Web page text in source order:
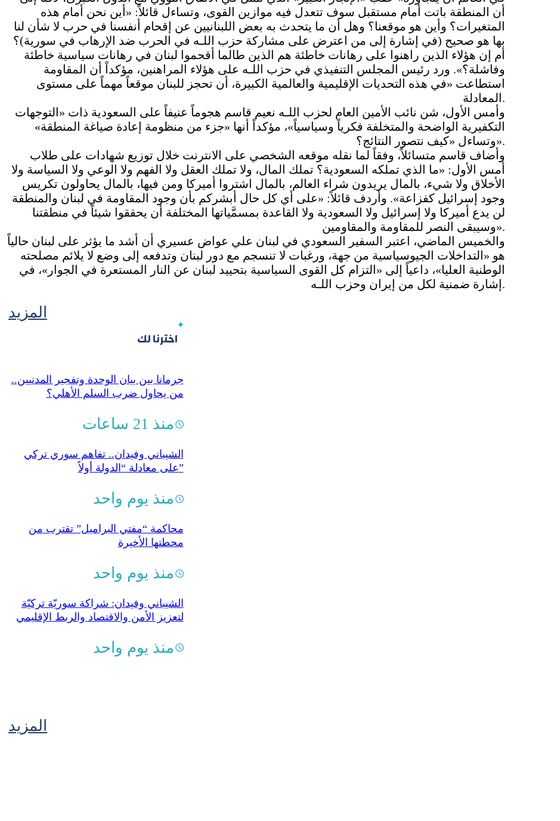
أن المنطقة باتت أمام مستقبل سوف تتعدل فيه موازين القوى، وتساءل قائلاً: «أين نحن أمام هذه
المتغيرات؟ وأين هو موقعنا؟ وهل أن ما يتحدث به بعض اللبنانيين عن إقحام أنفسنا في حرب لا شأن لنا
بها هو صحيح (في إشارة إلى من اعترض على مشاركة حزب اللـه في الحرب ضد الإرهاب في سورية)؟
أم إن هؤلاء الذين راهنوا على رهانات خاطئة هم الذين طالما أقحموا لبنان في رهانات سياسية خاطئة
وفاشلة؟». ورد رئيس المجلس التنفيذي في حزب اللـه على هؤلاء المراهنين، مؤكداً أن المقاومة
استطاعت «في هذه التحديات الإقليمية والعالمية الكبيرة، أن تحجز للبنان موقعاً مهماً على مستوى
المعادلة.
وأمس الأول، شن نائب الأمين العام لحزب اللـه نعيم قاسم هجوماً عنيفاً على السعودية ذات «التوجهات
التكفيرية الواضحة والمتخلفة فكرياً وسياسياً»، مؤكداً أنها «جزء من منظومة إعادة صياغة المنطقة»
وتساءل «كيف نتصور النتائج؟».
وأضاف قاسم متسائلاً، وفقاً لما نقله موقعه الشخصي على الانترنت خلال توزيع شهادات على طلاب
أمس الأول: «ما الذي تملكه السعودية؟ تملك المال، ولا تملك العقل ولا الفهم ولا الوعي ولا السياسة ولا
الأخلاق ولا شيء، بالمال يريدون شراء العالم، بالمال اشتروا أميركا ومن فيها، بالمال يحاولون تكريس
وجود إسرائيل كفزاعة». وأردف قائلاً: «على أي كل حال أبشركم بأن وجود المقاومة في لبنان والمنطقة
لن يدع أميركا ولا إسرائيل ولا السعودية ولا القاعدة بمسمَّياتها المختلفة أن يحققوا شيئاً في منطقتنا
وسيبقى النصر للمقاومة والمقاومين».
والخميس الماضي، اعتبر السفير السعودي في لبنان علي عواض عسيري أن أشد ما يؤثر على لبنان حالياً
هو «التداخلات الجيوسياسية من جهة، ورغبات لا تنسجم مع دور لبنان وتدفعه إلى وضع لا يلائم مصلحته
الوطنية العليا»، داعياً إلى «التزام كل القوى السياسية بتحييد لبنان عن النار المستعرة في الجوار»، في
إشارة ضمنية لكل من إيران وحزب اللـه.
المزيد
اخترنا لك
جرمانا بين بيان الوحدة وتفجير المدنيين..
من يحاول ضرب السلم الأهلي؟
منذ 21 ساعات
الشيباني وفيدان.. تفاهم سوري تركي
على معادلة “الدولة أولاً”
منذ يوم واحد
محاكمة “مفتي البراميل” تقترب من
محطتها الأخيرة
منذ يوم واحد
الشيباني وفيدان: شراكة سوريّة تركيّة
لتعزيز الأمن والاقتصاد والربط الإقليمي
منذ يوم واحد
المزيد